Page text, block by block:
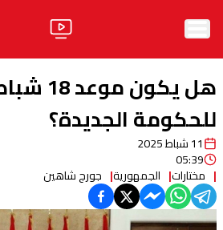
الأخبار
آراء
فيديو
مواقف
هل يكون
للحكومة الجديدة؟
11 شباط 2025
05:39
مختارات الجمهورية جورج شاهين